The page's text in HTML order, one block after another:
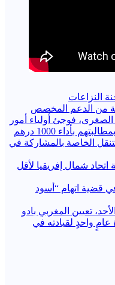
النزاعات
من الدعم المخصص
فوجئ أولياء أمور
لاعبي فئة الكادي في أحد الأندية بمطالبتهم بأداء 1000 درهم
الخاصة بالمشاركة في
شمال إفريقيا لأقل
في قضية اتهام “أسود
تعيين المغربي بادو
عامٍ واحدٍ لقيادته ​في